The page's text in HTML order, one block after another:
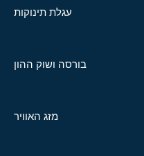
עגלת תינוקות
בורסה ושוק ההון
מזג האוויר